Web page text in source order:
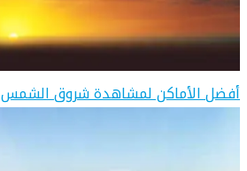
أفضل الأماكن لمشاهدة شروق الشمس